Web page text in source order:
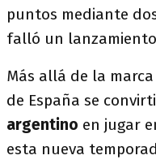
puntos mediante
falló un
Más allá de la
de España se
argentino en jugar
esta nueva